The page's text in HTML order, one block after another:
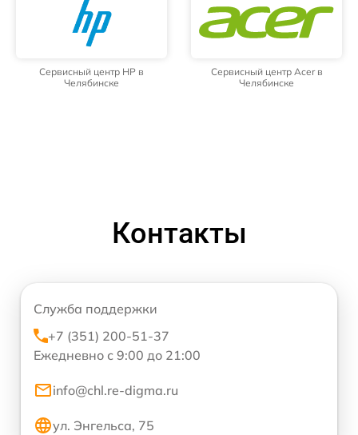
Сервисный центр HP в
Челябинске
Сервисный центр Acer в
Челябинске
Контакты
Служба поддержки
+7 (351) 200-51-37
Ежедневно с 9:00 до 21:00
info@chl.re-digma.ru
ул. Энгельса, 75